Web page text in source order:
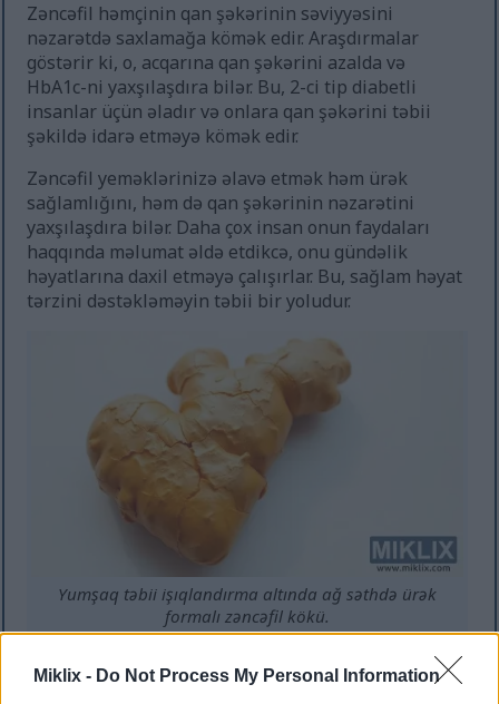
Miklix - Do Not Process My Personal Information
Zəncəfil həmçinin qan şəkərinin səviyyəsini
nəzarətdə saxlamağa kömək edir. Araşdırmalar
göstərir ki, o, acqarına qan şəkərini azalda və
HbA1c-ni yaxşılaşdıra bilər. Bu, 2-ci tip diabetli
insanlar üçün əladır və onlara qan şəkərini təbii
şəkildə idarə etməyə kömək edir.
Zəncəfil yeməklərinizə əlavə etmək həm ürək
sağlamlığını, həm də qan şəkərinin nəzarətini
yaxşılaşdıra bilər. Daha çox insan onun faydaları
haqqında məlumat əldə etdikcə, onu gündəlik
həyatlarına daxil etməyə çalışırlar. Bu, sağlam həyat
tərzini dəstəkləməyin təbii bir yoludur.
Yumşaq təbii işıqlandırma altında ağ səthdə ürək
formalı zəncəfil kökü.
Daha çox məlumat və daha yüksək qətnamələr üçün